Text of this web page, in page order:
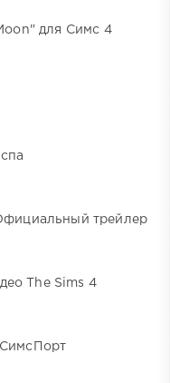
для Симс 4
трейлер
The Sims 4